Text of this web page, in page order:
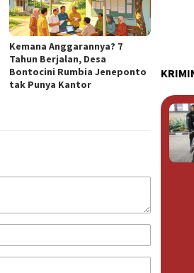
Kemana Anggarannya? 7
Tahun Berjalan, Desa
Bontocini Rumbia Jeneponto
tak Punya Kantor